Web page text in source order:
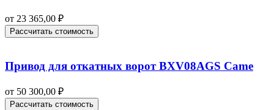
от 23 365,00 ₽
Рассчитать стоимость
Привод для откатных ворот BXV08AGS Came
от 50 300,00 ₽
Рассчитать стоимость